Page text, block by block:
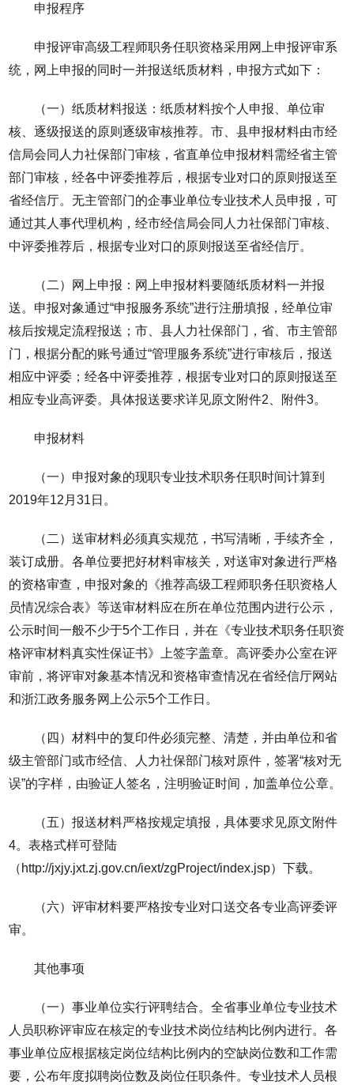
申报程序
申报评审高级工程师职务任职资格采用网上申报评审系
统，网上申报的同时一并报送纸质材料，申报方式如下：
（一）纸质材料报送：纸质材料按个人申报、单位审
核、逐级报送的原则逐级审核推荐。市、县申报材料由市经
信局会同人力社保部门审核，省直单位申报材料需经省主管
部门审核，经各中评委推荐后，根据专业对口的原则报送至
省经信厅。无主管部门的企事业单位专业技术人员申报，可
通过其人事代理机构，经市经信局会同人力社保部门审核、
中评委推荐后，根据专业对口的原则报送至省经信厅。
（二）网上申报：网上申报材料要随纸质材料一并报
送。申报对象通过“申报服务系统”进行注册填报，经单位审
核后按规定流程报送；市、县人力社保部门，省、市主管部
门，根据分配的账号通过“管理服务系统”进行审核后，报送
相应中评委；经各中评委推荐，根据专业对口的原则报送至
相应专业高评委。具体报送要求详见原文附件2、附件3。
申报材料
（一）申报对象的现职专业技术职务任职时间计算到
2019年12月31日。
（二）送审材料必须真实规范，书写清晰，手续齐全，
装订成册。各单位要把好材料审核关，对送审对象进行严格
的资格审查，申报对象的《推荐高级工程师职务任职资格人
员情况综合表》等送审材料应在所在单位范围内进行公示，
公示时间一般不少于5个工作日，并在《专业技术职务任职资
格评审材料真实性保证书》上签字盖章。高评委办公室在评
审前，将评审对象基本情况和资格审查情况在省经信厅网站
和浙江政务服务网上公示5个工作日。
（四）材料中的复印件必须完整、清楚，并由单位和省
级主管部门或市经信、人力社保部门核对原件，签署“核对无
误”的字样，由验证人签名，注明验证时间，加盖单位公章。
（五）报送材料严格按规定填报，具体要求见原文附件
4。表格式样可登陆
（http://jxjy.jxt.zj.gov.cn/iext/zgProject/index.jsp）下载。
（六）评审材料要严格按专业对口送交各专业高评委评
审。
其他事项
（一）事业单位实行评聘结合。全省事业单位专业技术
人员职称评审应在核定的专业技术岗位结构比例内进行。各
事业单位应根据核定岗位结构比例内的空缺岗位数和工作需
要，公布年度拟聘岗位数及岗位任职条件。专业技术人员根